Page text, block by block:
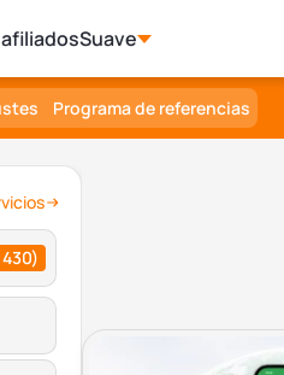
Suave
Programa de referencias
430)